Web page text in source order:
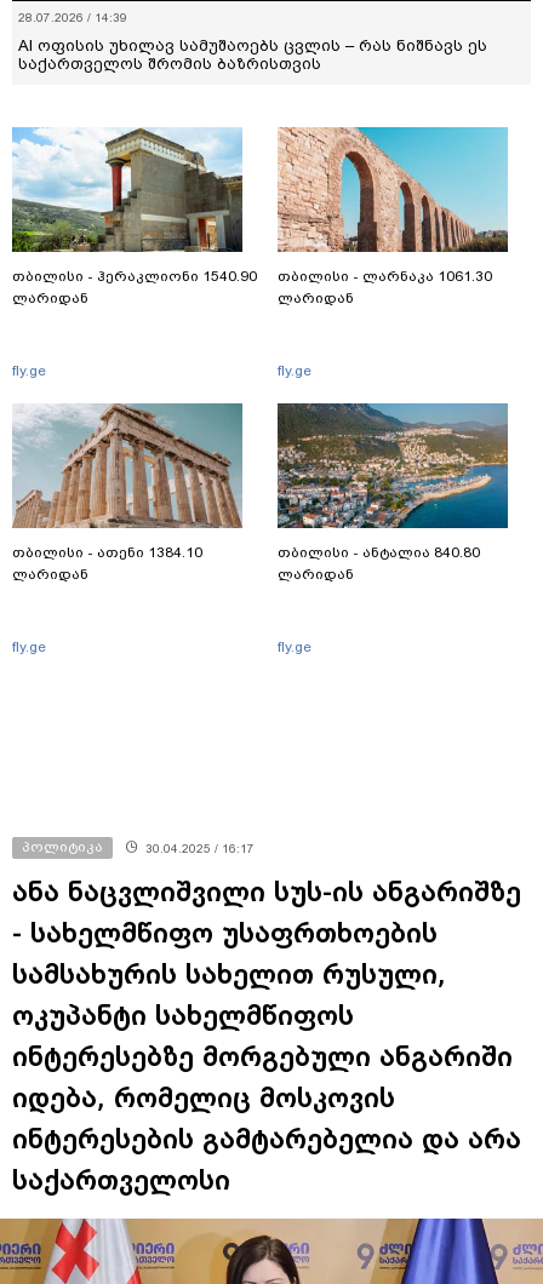
28.07.2026 / 14:39
AI ოფისის უხილავ სამუშაოებს ცვლის – რას ნიშნავს ეს
საქართველოს შრომის ბაზრისთვის
თბილისი - ჰერაკლიონი 1540.90
ლარიდან
fly.ge
თბილისი - ათენი 1384.10
ლარიდან
fly.ge
თბილისი - ლარნაკა 1061.30
ლარიდან
fly.ge
თბილისი - ანტალია 840.80
ლარიდან
fly.ge
პოლიტიკა 30.04.2025 / 16:17
ანა ნაცვლიშვილი სუს-ის ანგარიშზე
- სახელმწიფო უსაფრთხოების
სამსახურის სახელით რუსული,
ოკუპანტი სახელმწიფოს
ინტერესებზე მორგებული ანგარიში
იდება, რომელიც მოსკოვის
ინტერესების გამტარებელია და არა
საქართველოსი